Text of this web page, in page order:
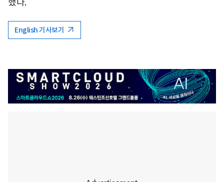
English 기사보기